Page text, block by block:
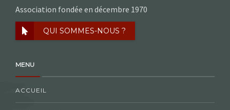
Association fondée en décembre 1970
QUI SOMMES-NOUS ?
MENU
ACCUEIL